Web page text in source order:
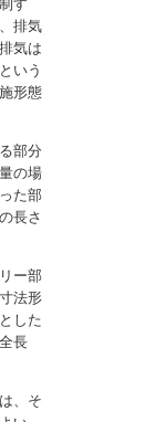
す
排気
気は
いう
形態
部分
の場
た部
長さ
ー部
法形
した
長
、そ